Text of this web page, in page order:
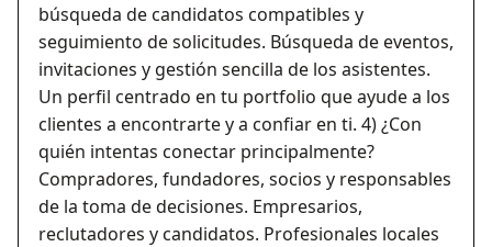
búsqueda de candidatos compatibles y
seguimiento de solicitudes. Búsqueda de eventos,
invitaciones y gestión sencilla de los asistentes.
Un perfil centrado en tu portfolio que ayude a los
clientes a encontrarte y a confiar en ti. 4) ¿Con
quién intentas conectar principalmente?
Compradores, fundadores, socios y responsables
de la toma de decisiones. Empresarios,
reclutadores y candidatos. Profesionales locales